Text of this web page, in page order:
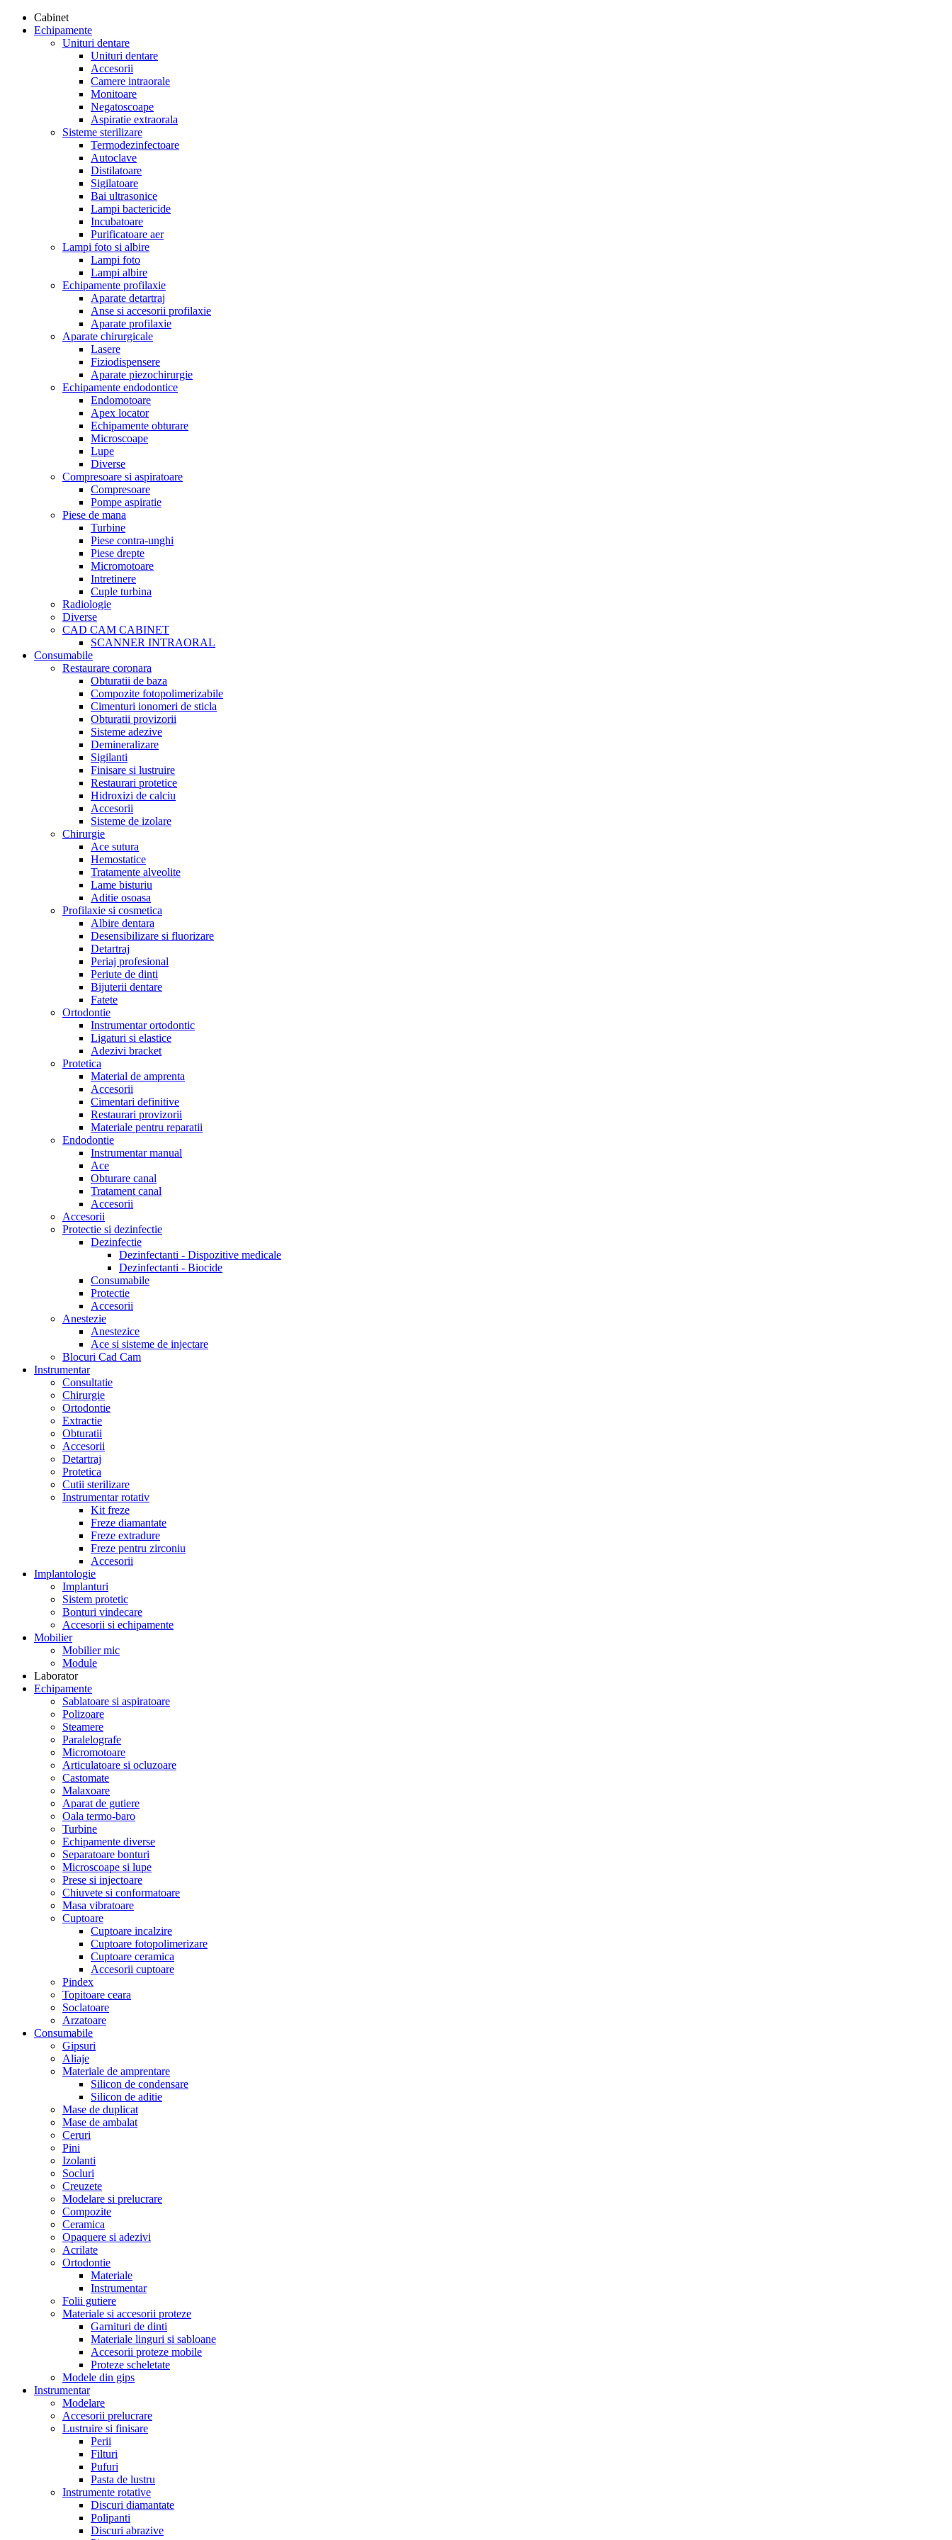
Cabinet
Echipamente
Unituri dentare
Unituri dentare
Accesorii
Camere intraorale
Monitoare
Negatoscoape
Aspiratie extraorala
Sisteme sterilizare
Termodezinfectoare
Autoclave
Distilatoare
Sigilatoare
Bai ultrasonice
Lampi bactericide
Incubatoare
Purificatoare aer
Lampi foto si albire
Lampi foto
Lampi albire
Echipamente profilaxie
Aparate detartraj
Anse si accesorii profilaxie
Aparate profilaxie
Aparate chirurgicale
Lasere
Fiziodispensere
Aparate piezochirurgie
Echipamente endodontice
Endomotoare
Apex locator
Echipamente obturare
Microscoape
Lupe
Diverse
Compresoare si aspiratoare
Compresoare
Pompe aspiratie
Piese de mana
Turbine
Piese contra-unghi
Piese drepte
Micromotoare
Intretinere
Cuple turbina
Radiologie
Diverse
CAD CAM CABINET
SCANNER INTRAORAL
Consumabile
Restaurare coronara
Obturatii de baza
Compozite fotopolimerizabile
Cimenturi ionomeri de sticla
Obturatii provizorii
Sisteme adezive
Demineralizare
Sigilanti
Finisare si lustruire
Restaurari protetice
Hidroxizi de calciu
Accesorii
Sisteme de izolare
Chirurgie
Ace sutura
Hemostatice
Tratamente alveolite
Lame bisturiu
Aditie osoasa
Profilaxie si cosmetica
Albire dentara
Desensibilizare si fluorizare
Detartraj
Periaj profesional
Periute de dinti
Bijuterii dentare
Fatete
Ortodontie
Instrumentar ortodontic
Ligaturi si elastice
Adezivi bracket
Protetica
Material de amprenta
Accesorii
Cimentari definitive
Restaurari provizorii
Materiale pentru reparatii
Endodontie
Instrumentar manual
Ace
Obturare canal
Tratament canal
Accesorii
Accesorii
Protectie si dezinfectie
Dezinfectie
Dezinfectanti - Dispozitive medicale
Dezinfectanti - Biocide
Consumabile
Protectie
Accesorii
Anestezie
Anestezice
Ace si sisteme de injectare
Blocuri Cad Cam
Instrumentar
Consultatie
Chirurgie
Ortodontie
Extractie
Obturatii
Accesorii
Detartraj
Protetica
Cutii sterilizare
Instrumentar rotativ
Kit freze
Freze diamantate
Freze extradure
Freze pentru zirconiu
Accesorii
Implantologie
Implanturi
Sistem protetic
Bonturi vindecare
Accesorii si echipamente
Mobilier
Mobilier mic
Module
Laborator
Echipamente
Sablatoare si aspiratoare
Polizoare
Steamere
Paralelografe
Micromotoare
Articulatoare si ocluzoare
Castomate
Malaxoare
Aparat de gutiere
Oala termo-baro
Turbine
Echipamente diverse
Separatoare bonturi
Microscoape si lupe
Prese si injectoare
Chiuvete si conformatoare
Masa vibratoare
Cuptoare
Cuptoare incalzire
Cuptoare fotopolimerizare
Cuptoare ceramica
Accesorii cuptoare
Pindex
Topitoare ceara
Soclatoare
Arzatoare
Consumabile
Gipsuri
Aliaje
Materiale de amprentare
Silicon de condensare
Silicon de aditie
Mase de duplicat
Mase de ambalat
Ceruri
Pini
Izolanti
Socluri
Creuzete
Modelare si prelucrare
Compozite
Ceramica
Opaquere si adezivi
Acrilate
Ortodontie
Materiale
Instrumentar
Folii gutiere
Materiale si accesorii proteze
Garnituri de dinti
Materiale linguri si sabloane
Accesorii proteze mobile
Proteze scheletate
Modele din gips
Instrumentar
Modelare
Accesorii prelucrare
Lustruire si finisare
Perii
Filturi
Pufuri
Pasta de lustru
Instrumente rotative
Discuri diamantate
Polipanti
Discuri abrazive